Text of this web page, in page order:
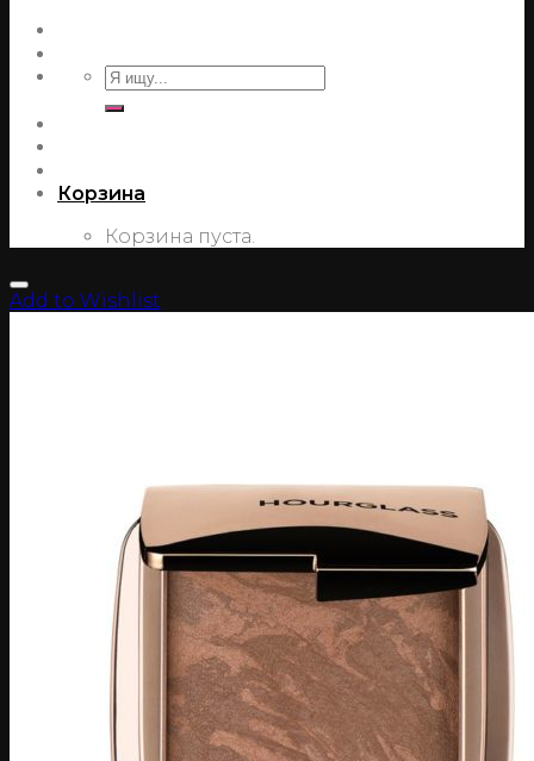
Корзина
Корзина пуста.
Add to Wishlist